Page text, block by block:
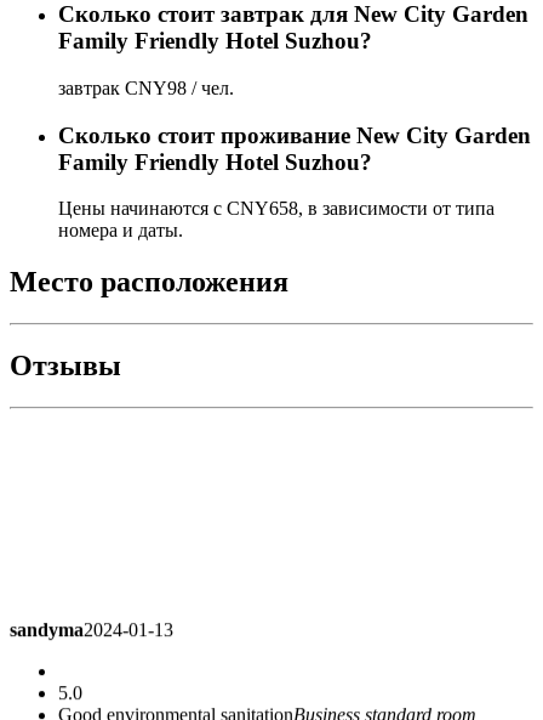
Сколько стоит завтрак для New City Garden
Family Friendly Hotel Suzhou?
завтрак CNY98 / чел.
Сколько стоит проживаниe New City Garden
Family Friendly Hotel Suzhou?
Цены начинаются с CNY658, в зависимости от типа
номера и даты.
Место расположения
Отзывы
sandyma 2024-01-13
5.0
Good environmental sanitation Business standard room